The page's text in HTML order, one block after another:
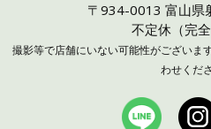
〒934-0013 富山県
不定休（完全
撮影等で店舗にいない可能性がございま
わせくだ